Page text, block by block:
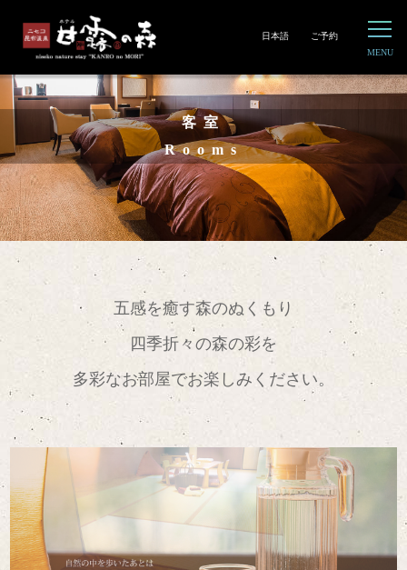
ご予約
日本語
客室
Rooms
五感を癒す森のぬくもり
四季折々の森の彩を
多彩なお部屋でお楽しみください。